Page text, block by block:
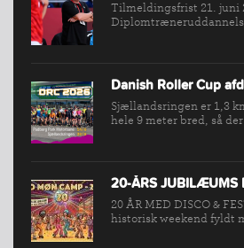
Tilmeldingsfrist 21. juni
Danish Roller Cup
Sjællandsringen er 1,3
hele 9 meter bred, så
20-ÅRS JUBILÆUMS
20 ÅR MED DISCO &
historisk weekend fyldt